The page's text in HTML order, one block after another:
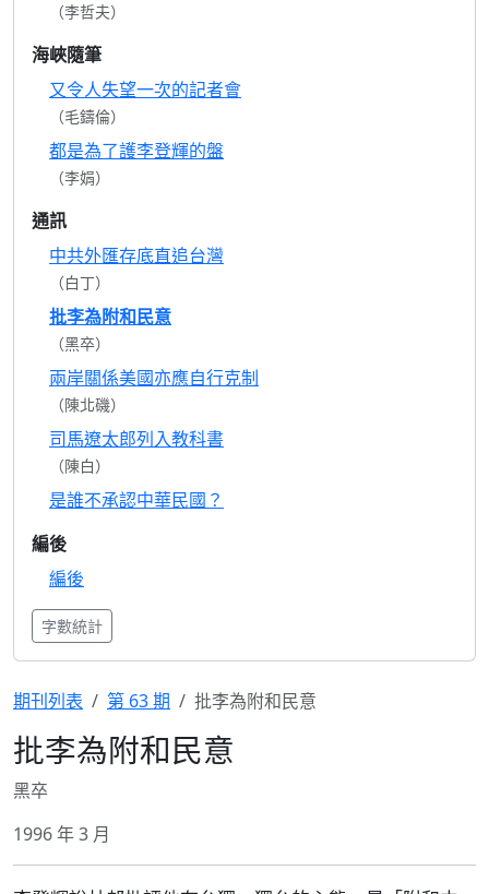
（李哲夫）
海峽隨筆
又令人失望一次的記者會
（毛鑄倫）
都是為了護李登輝的盤
（李娟）
通訊
中共外匯存底直追台灣
（白丁）
批李為附和民意
（黑卒）
兩岸關係美國亦應自行克制
（陳北磯）
司馬遼太郎列入教科書
（陳白）
是誰不承認中華民國？
編後
編後
字數統計
期刊列表 第 63 期 批李為附和民意
批李為附和民意
黑卒
1996 年 3 月